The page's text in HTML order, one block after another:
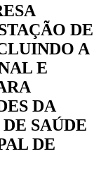
DE
A
E
DA
SAÚDE
DE